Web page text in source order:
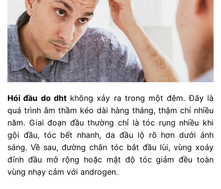
Hói đầu do dhtkhông xảy ra trong một đêm. Đây là
quá trình âm thầm kéo dài hàng tháng, thậm chí nhiều
năm. Giai đoạn đầu thường chỉ là tóc rụng nhiều khi
gội đầu, tóc bết nhanh, da đầu lộ rõ hơn dưới ánh
sáng. Về sau, đường chân tóc bắt đầu lùi, vùng xoáy
đỉnh đầu mở rộng hoặc mật độ tóc giảm đều toàn
vùng nhạy cảm với androgen.